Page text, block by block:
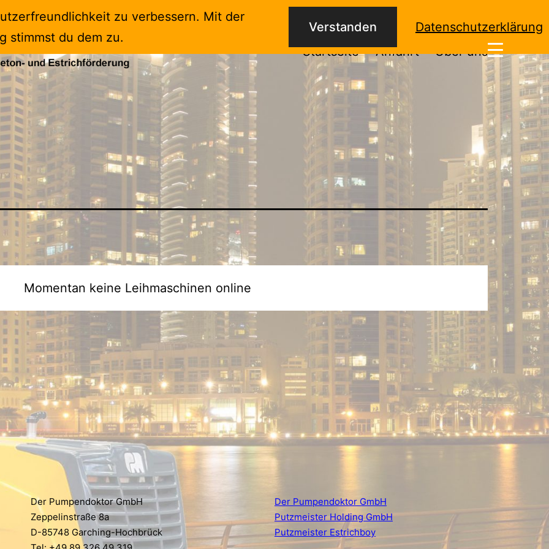
Startseite Anfahrt Über uns
Momentan keine Leihmaschinen online
Der Pumpendoktor GmbH
Zeppelinstraße 8a
D-85748 Garching-Hochbrück
Der Pumpendoktor GmbH
Putzmeister Holding GmbH
Putzmeister Estrichboy
zu verbessern. Mit der
stimmst du dem zu.
Verstanden Datenschutzerklärung